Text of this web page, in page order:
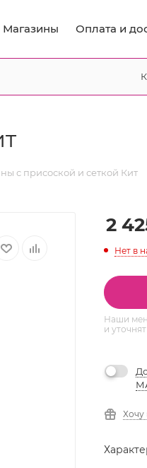
Магазины Оплата и
с присоской и сеткой Кит
2
Нет в
Наши
и
Хочу